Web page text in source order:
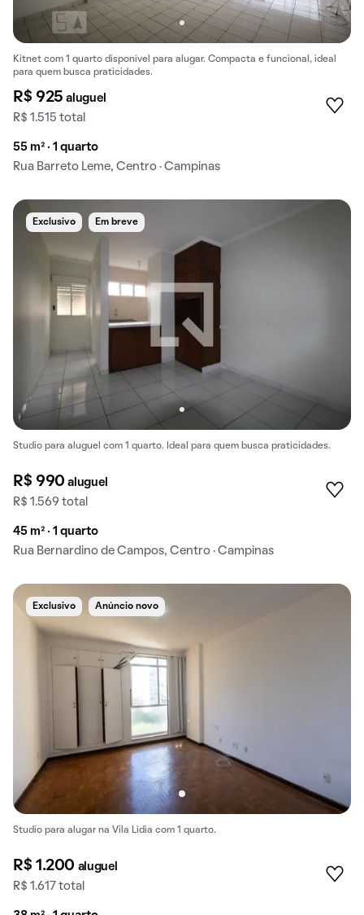
Kitnet com 1 quarto disponível para alugar. Compacta e funcional, ideal
para quem busca praticidades.
R$ 925aluguel
R$ 1.515 total
55 m² · 1 quarto
Rua Barreto Leme, Centro · Campinas
Exclusivo Em breve
Studio para aluguel com 1 quarto. Ideal para quem busca praticidades.
R$ 990aluguel
R$ 1.569 total
45 m² · 1 quarto
Rua Bernardino de Campos, Centro · Campinas
Exclusivo Anúncio novo
Studio para alugar na Vila Lidia com 1 quarto.
R$ 1.200 aluguel
R$ 1.617 total